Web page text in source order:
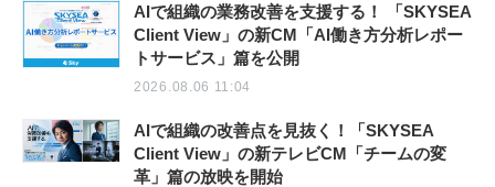
AIで組織の業務改善を支援する！ 「SKYSEA
Client View」の新CM「AI働き方分析レポー
トサービス」篇を公開
2026.08.06 11:04
AIで組織の改善点を見抜く！「SKYSEA
Client View」の新テレビCM「チームの変
革」篇の放映を開始